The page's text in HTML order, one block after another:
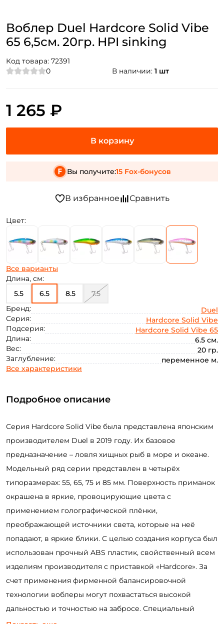
Воблер Duel Hardcore Solid Vibe
65 6,5см. 20гр. HPI sinking
Код товара: 72391
0
В наличии: 1 шт
Цвет:
Все варианты
Длина, см:
5.5
6.5 8.5
7.5
Бренд:
Duel
Серия:
Hardcore Solid Vibe
Подсерия:
Hardcore Solid Vibe 65
Длина:
6.5 см.
Вес:
20 гр.
Заглубление:
переменное м.
Все характеристики
1 265 ₽
Вы получите:15 Fox-бонусов
Подробное описание
Серия Hardcore Solid Vibe была представлена японским
производителем Duel в 2019 году. Их базовое
предназначение – ловля хищных рыб в море и океане.
Модельный ряд серии представлен в четырёх
типоразмерах: 55, 65, 75 и 85 мм. Поверхность приманок
окрашена в яркие, провоцирующие цвета с
применением голографической плёнки,
преображающей источники света, которые на неё
попадают, в яркие блики. С целью создания корпуса был
использован прочный ABS пластик, свойственный всем
изделиям производителя с приставкой «Hardcore». За
счет применения фирменной балансировочной
технологии воблеры могут похвастаться высокой
дальностью и точностью на забросе. Специальный